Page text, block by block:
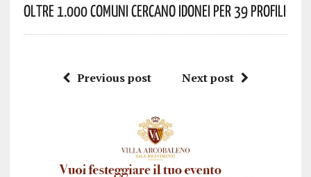
Oltre 1.000 Comuni Cercano Idonei Per 39 Profili
Previous post Next post